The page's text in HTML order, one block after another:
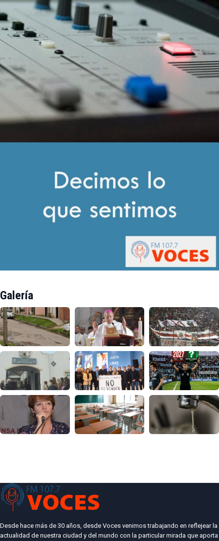
Galería
Desde hace más de 30 años, desde Voces venimos trabajando en reflejear la
actualidad de nuestra ciudad y del mundo con la particular mirada que aporta